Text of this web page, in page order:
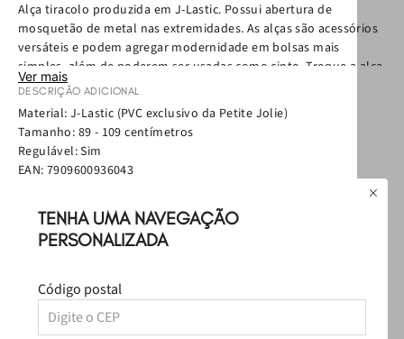
TENHA UMA NAVEGAÇÃO
PERSONALIZADA
Código postal
Alça tiracolo produzida em J-Lastic. Possui abertura de
mosquetão de metal nas extremidades. As alças são acessórios
versáteis e podem agregar modernidade em bolsas mais
simples, além de poderem ser usadas como cinto. Troque a alça
original de sua bolsa e crie novas composições a partir deste
acessório!
Ver mais
DESCRIÇÃO ADICIONAL
Material: J-Lastic (PVC exclusivo da Petite Jolie)
Tamanho: 89 - 109 centímetros
Regulável: Sim
EAN: 7909600936043
Como cuidar
Carregando…